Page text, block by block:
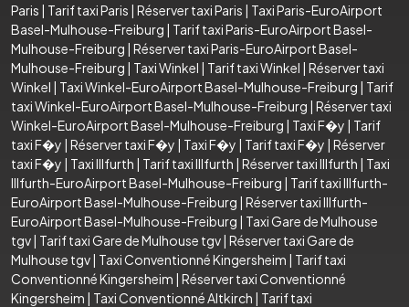
Paris | Tarif taxi Paris | Réserver taxi Paris | Taxi Paris-EuroAirport
Basel-Mulhouse-Freiburg | Tarif taxi Paris-EuroAirport Basel-
Mulhouse-Freiburg | Réserver taxi Paris-EuroAirport Basel-
Mulhouse-Freiburg | Taxi Winkel | Tarif taxi Winkel | Réserver taxi
Winkel | Taxi Winkel-EuroAirport Basel-Mulhouse-Freiburg | Tarif
taxi Winkel-EuroAirport Basel-Mulhouse-Freiburg | Réserver taxi
Winkel-EuroAirport Basel-Mulhouse-Freiburg | Taxi F�y | Tarif
taxi F�y | Réserver taxi F�y | Taxi F�y | Tarif taxi F�y | Réserver
taxi F�y | Taxi Illfurth | Tarif taxi Illfurth | Réserver taxi Illfurth | Taxi
Illfurth-EuroAirport Basel-Mulhouse-Freiburg | Tarif taxi Illfurth-
EuroAirport Basel-Mulhouse-Freiburg | Réserver taxi Illfurth-
EuroAirport Basel-Mulhouse-Freiburg | Taxi Gare de Mulhouse
tgv| Tarif taxi Gare de Mulhouse tgv| Réserver taxi Gare de
Mulhouse tgv| Taxi Conventionné Kingersheim | Tarif taxi
Conventionné Kingersheim | Réserver taxi Conventionné
Kingersheim | Taxi Conventionné Altkirch | Tarif taxi